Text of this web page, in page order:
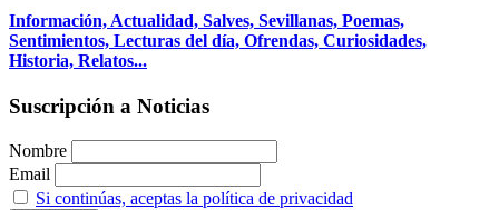
Información, Actualidad, Salves, Sevillanas, Poemas,
Sentimientos, Lecturas del día, Ofrendas, Curiosidades,
Historia, Relatos...
Suscripción a Noticias
Nombre
Email
Si continúas, aceptas la política de privacidad